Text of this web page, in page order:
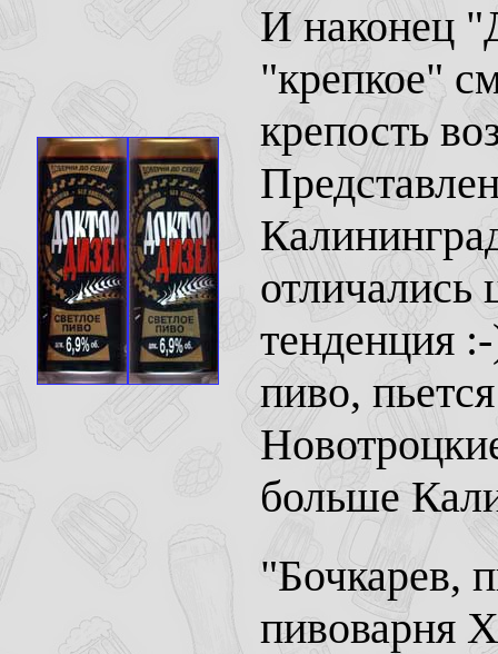
И наконец
"крепкое"
крепость
тенденция
пиво,
больше
"Бочкарев,
пивоварня